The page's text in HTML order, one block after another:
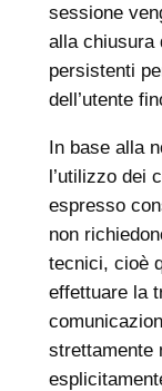
sessione
alla chiusura
persistenti
dell’utente
In base alla
l’utilizzo dei
espresso
non
tecnici, cioè
effettuare la
strettamente